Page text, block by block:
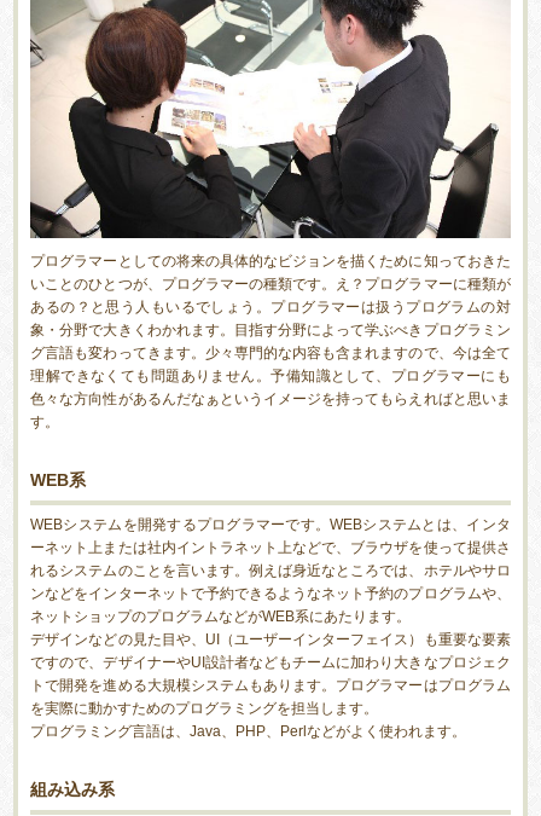
マ
ー
は？」
プログラマーとしての将来の具体的なビジョンを描くために知っておきた
いことのひとつが、プログラマーの種類です。え？プログラマーに種類が
あるの？と思う人もいるでしょう。プログラマーは扱うプログラムの対
象・分野で大きくわかれます。目指す分野によって学ぶべきプログラミン
グ言語も変わってきます。少々専門的な内容も含まれますので、今は全て
理解できなくても問題ありません。予備知識として、プログラマーにも
色々な方向性があるんだなぁというイメージを持ってもらえればと思いま
す。
WEB系
WEBシステムを開発するプログラマーです。WEBシステムとは、インタ
ーネット上または社内イントラネット上などで、ブラウザを使って提供さ
れるシステムのことを言います。例えば身近なところでは、ホテルやサロ
ンなどをインターネットで予約できるようなネット予約のプログラムや、
ネットショップのプログラムなどがWEB系にあたります。
デザインなどの見た目や、UI（ユーザーインターフェイス）も重要な要素
ですので、デザイナーやUI設計者などもチームに加わり大きなプロジェク
トで開発を進める大規模システムもあります。プログラマーはプログラム
を実際に動かすためのプログラミングを担当します。
プログラミング言語は、Java、PHP、Perlなどがよく使われます。
組み込み系